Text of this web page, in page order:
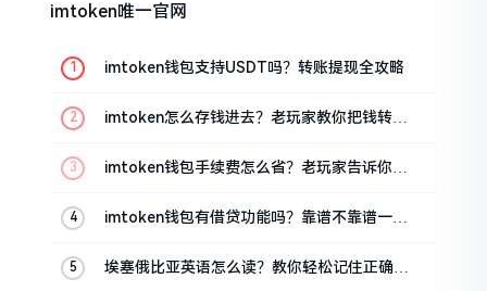
imtoken唯一官网
imtoken钱包支持USDT吗？转账提现全攻略
imtoken怎么存钱进去？老玩家教你把钱转进
imtoken钱包手续费怎么省？老玩家告诉你几
imtoken钱包有借贷功能吗？靠谱不靠谱一文
埃塞俄比亚英语怎么读？教你轻松记住正确发